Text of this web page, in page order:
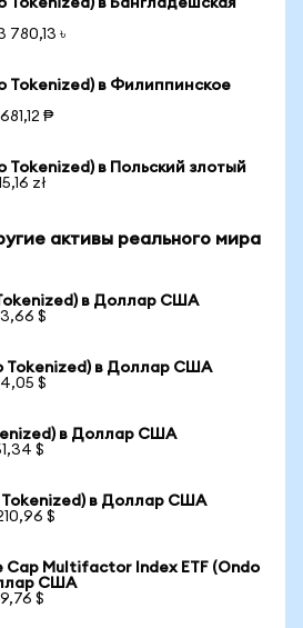
Tokenized) в Бангладешская
780,13 ৳
Tokenized) в Филиппинское
₱
Tokenized) в Польский злотый
zł
активы реального мира
в Доллар США
$
Tokenized) в Доллар США
$
в Доллар США
$
Tokenized) в Доллар США
$
Cap Multifactor Index ETF (Ondo
США
$